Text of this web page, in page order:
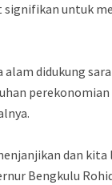
untuk
didukung
dan
Bengkulu